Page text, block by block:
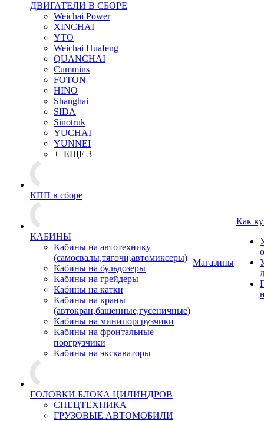
ДВИГАТЕЛИ В СБОРЕ
Weichai Power
XINCHAI
YTO
Weichai Huafeng
QUANCHAI
Cummins
FOTON
HINO
Shanghai
SIDA
Sinotruk
YUCHAI
YUNNEI
+ ЕЩЕ 3
КПП в сборе
КАБИНЫ
Кабины на автотехнику
(самосвалы,тягочи,автомиксеры)
Кабины на бульдозеры
Кабины на грейдеры
Кабины на катки
Кабины на краны
(автокран,башенные,гусеничные)
Кабины на минипоргрузчики
Кабины на фронтальные
поргрузчики
Кабины на экскаваторы
ГОЛОВКИ БЛОКА ЦИЛИНДРОВ
СПЕЦТЕХНИКА
ГРУЗОВЫЕ АВТОМОБИЛИ
Магазины
Как